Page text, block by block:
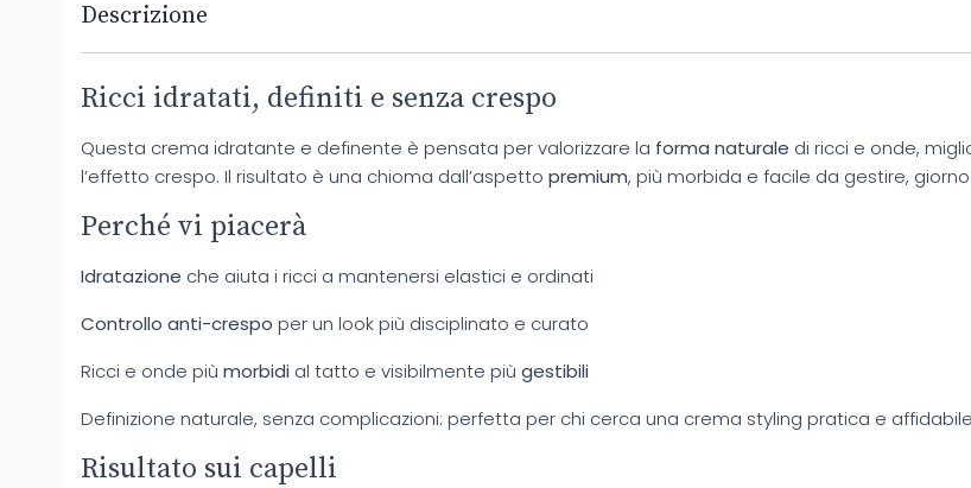
Descrizione
Ricci idratati, definiti e senza crespo
Questa crema idratante e definente è pensata per valorizzare la forma naturale di ricci e onde,
l’effetto crespo. Il risultato è una chioma dall’aspetto premium, più morbida e facile da gestire,
Perché vi piacerà
Idratazione che aiuta i ricci a mantenersi elastici e ordinati
Controllo anti-crespo per un look più disciplinato e curato
Ricci e onde più morbidi al tatto e visibilmente più gestibili
Definizione naturale, senza complicazioni: perfetta per chi cerca una crema styling pratica e affidabile
Risultato sui capelli